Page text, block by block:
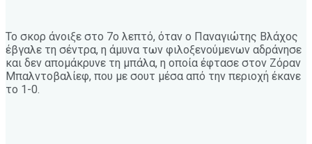
Το σκορ άνοιξε στο 7ο λεπτό, όταν ο Παναγιώτης Βλάχος
έβγαλε τη σέντρα, η άμυνα των φιλοξενούμενων αδράνησε
και δεν απομάκρυνε τη μπάλα, η οποία έφτασε στον Ζόραν
Μπαλντοβαλίεφ, που με σουτ μέσα από την περιοχή έκανε
το 1-0.